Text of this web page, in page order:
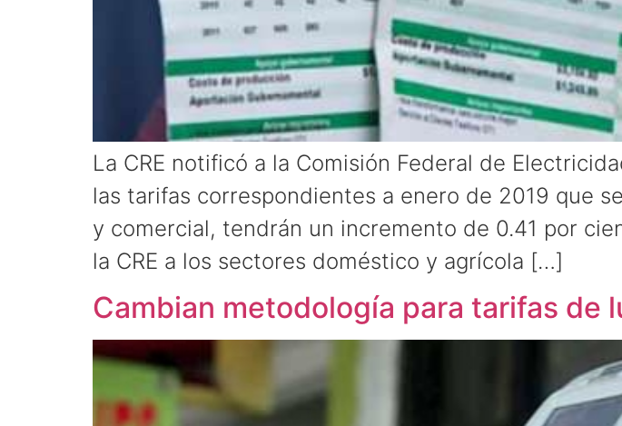
La CRE notificó a la Comisión Federal de
las tarifas correspondientes a enero de 2019 que
y comercial, tendrán un incremento de 0.41 por
la CRE a los sectores doméstico y agrícola […]
Cambian metodología para tarifas de